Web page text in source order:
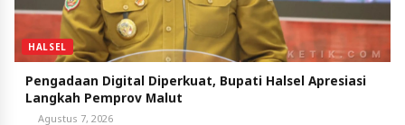
HALSEL
Pengadaan Digital Diperkuat, Bupati Halsel Apresiasi
Langkah Pemprov Malut
Agustus 7, 2026